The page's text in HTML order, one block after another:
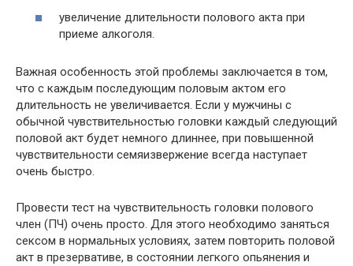
увеличение длительности полового акта при
приеме алкоголя.
Важная особенность этой проблемы заключается в том,
что с каждым последующим половым актом его
длительность не увеличивается. Если у мужчины с
обычной чувствительностью головки каждый следующий
половой акт будет немного длиннее, при повышенной
чувствительности семяизвержение всегда наступает
очень быстро.
Провести тест на чувствительность головки полового
член (ПЧ) очень просто. Для этого необходимо заняться
сексом в нормальных условиях, затем повторить половой
акт в презервативе, в состоянии легкого опьянения и